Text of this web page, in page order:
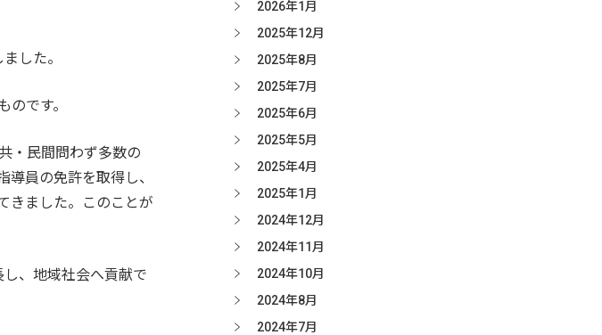
した。
です。
・民間問わず多数の
員の免許を取得し、
きました。このことが
、地域社会へ貢献で
2026年1月
2025年12月
2025年8月
2025年7月
2025年6月
2025年5月
2025年4月
2025年1月
2024年12月
2024年11月
2024年10月
2024年8月
2024年7月